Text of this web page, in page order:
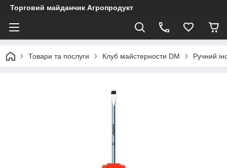
Торговий майданчик Агропродукт
Товари та послуги Клуб майстерности DM Ручний